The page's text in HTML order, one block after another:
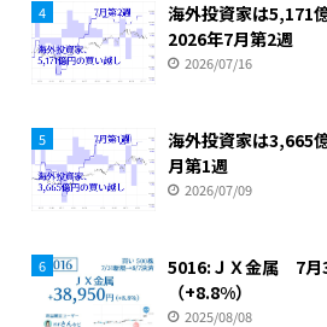
4
海外投資家は5,171
2026年7月第2週
2026/07/16
5
海外投資家は3,665
月第1週
2026/07/09
6
5016:ＪＸ金属 7月
（+8.8%）
2025/08/08